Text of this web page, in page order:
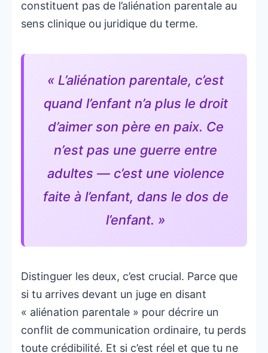
constituent pas de l’aliénation parentale au
sens clinique ou juridique du terme.
« L’aliénation parentale, c’est
quand l’enfant n’a plus le droit
d’aimer son père en paix. Ce
n’est pas une guerre entre
adultes — c’est une violence
faite à l’enfant, dans le dos de
l’enfant. »
Distinguer les deux, c’est crucial. Parce que
si tu arrives devant un juge en disant
« aliénation parentale » pour décrire un
conflit de communication ordinaire, tu perds
toute crédibilité. Et si c’est réel et que tu ne